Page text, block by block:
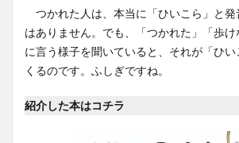
つかれた人は、本当に「ひいこら」と発
はありません。でも、「つかれた」「歩け
に言う様子を聞いていると、それが「ひ
くるのです。ふしぎですね。
紹介した本はコチラ